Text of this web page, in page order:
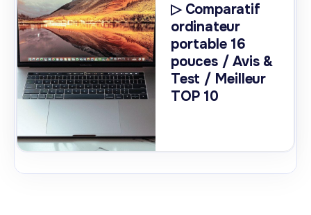
▷ Comparatif
ordinateur
portable 16
pouces / Avis &
Test / Meilleur
TOP 10